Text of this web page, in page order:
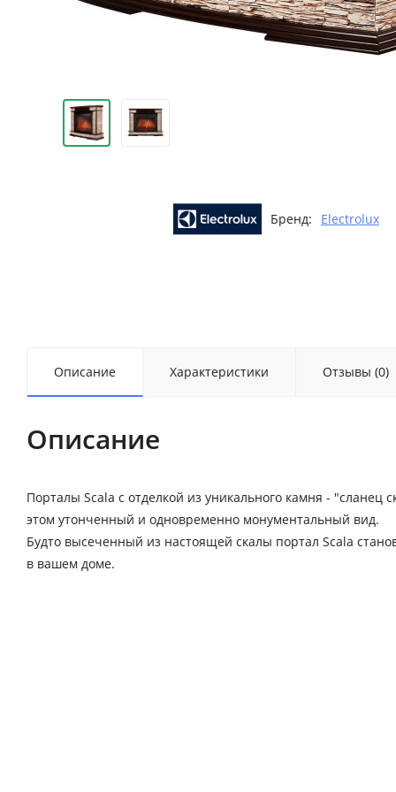
Бренд: Electrolux
Описание Характеристики Отзывы (0)
Описание
Порталы Scala с отделкой из уникального камня -
этом утонченный и одновременно монументальный вид.
Будто высеченный из настоящей скалы портал Scala
в вашем доме.